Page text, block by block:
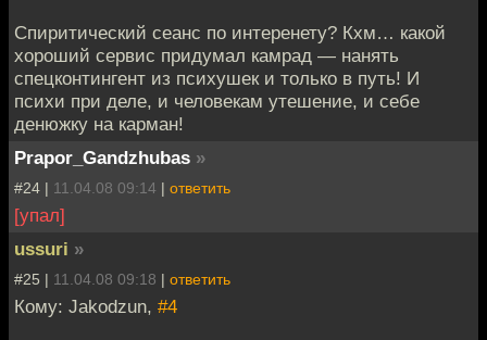
Спиритический сеанс по интеренету? Кхм… какой
хороший сервис придумал камрад — нанять
спецконтингент из психушек и только в путь! И
психи при деле, и человекам утешение, и себе
денюжку на карман!
Prapor_Gandzhubas »
#24 | 11.04.08 09:14 | ответить
[упал]
ussuri »
#25 | 11.04.08 09:18 | ответить
Кому: Jakodzun, #4